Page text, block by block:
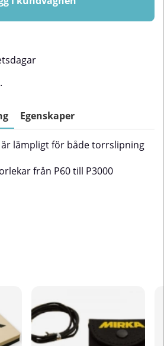
Egenskaper
lämpligt för både torrslipning
från P60 till P3000